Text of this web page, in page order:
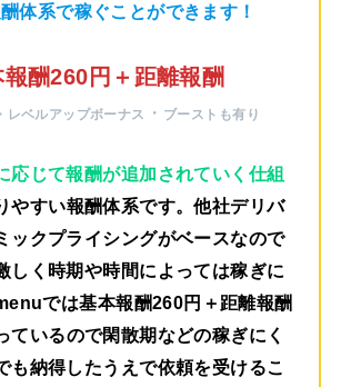
体系で稼ぐことができます！
報酬260円＋距離報酬
レベルアップボーナス ・ ブーストも有り
応じて報酬が追加されていく仕組
やすい報酬体系です。他社デリバ
ックプライシングがベースなので
しく時期や時間によっては稼ぎに
では基本報酬260円＋距離報酬
ているので閑散期などの稼ぎにく
も納得したうえで依頼を受けるこ